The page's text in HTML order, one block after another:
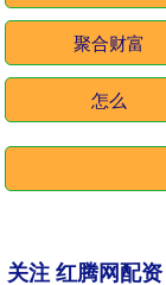
聚合财富
怎么
关注 红腾网配资